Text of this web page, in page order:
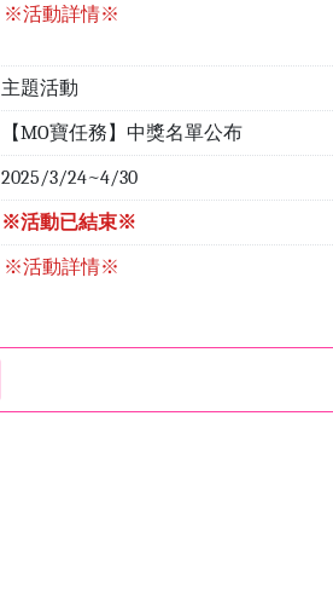
※活動詳情※
主題活動
【MO寶任務】中獎名單公布
2025/3/24~4/30
※活動已結束※
※活動詳情※